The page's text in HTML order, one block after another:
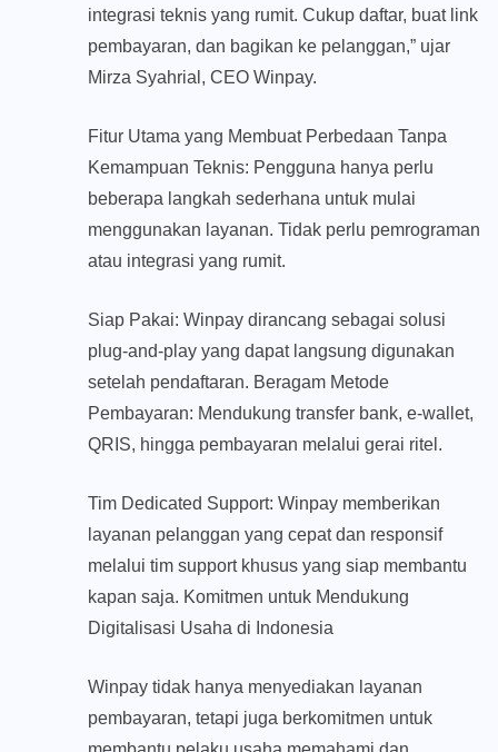
integrasi teknis yang rumit. Cukup daftar, buat link
pembayaran, dan bagikan ke pelanggan,” ujar
Mirza Syahrial, CEO Winpay.
Fitur Utama yang Membuat Perbedaan Tanpa
Kemampuan Teknis: Pengguna hanya perlu
beberapa langkah sederhana untuk mulai
menggunakan layanan. Tidak perlu pemrograman
atau integrasi yang rumit.
Siap Pakai: Winpay dirancang sebagai solusi
plug-and-play yang dapat langsung digunakan
setelah pendaftaran. Beragam Metode
Pembayaran: Mendukung transfer bank, e-wallet,
QRIS, hingga pembayaran melalui gerai ritel.
Tim Dedicated Support: Winpay memberikan
layanan pelanggan yang cepat dan responsif
melalui tim support khusus yang siap membantu
kapan saja. Komitmen untuk Mendukung
Digitalisasi Usaha di Indonesia
Winpay tidak hanya menyediakan layanan
pembayaran, tetapi juga berkomitmen untuk